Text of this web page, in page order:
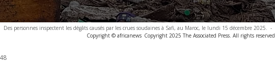
Des personnes inspectent les dégâts causés par les crues soudaines à Safi, au Maroc, le lundi 15 décembre 2025. -
Copyright © africanews Copyright 2025 The Associated Press. All rights reserved